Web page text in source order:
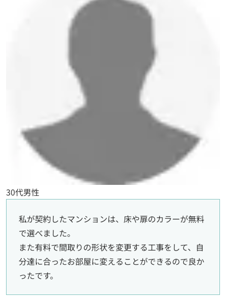
30代男性
私が契約したマンションは、床や扉のカラーが無料
で選べました。
また有料で間取りの形状を変更する工事をして、自
分達に合ったお部屋に変えることができるので良か
ったです。